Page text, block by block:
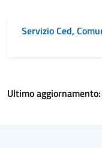
Servizio Ced,
Ultimo aggiornamento: